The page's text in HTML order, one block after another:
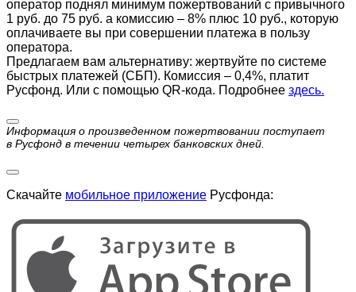
оператор поднял минимум пожертвований с привычного
1 руб. до 75 руб. а комиссию – 8% плюс 10 руб., которую
оплачиваете вы при совершении платежа в пользу
оператора.
Предлагаем вам альтернативу: жертвуйте по cистеме
быстрых платежей (СБП). Комиссия – 0,4%, платит
Русфонд. Или с помощью QR-кода. Подробнее здесь.
Информация о произведенном пожертвовании поступает
в Русфонд в течении четырех банковских дней.
Скачайте мобильное приложение Русфонда: